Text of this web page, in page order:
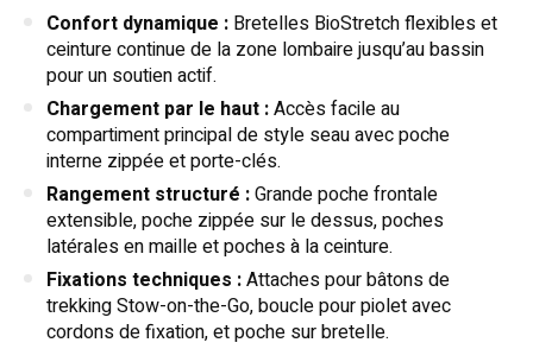
Confort dynamique : Bretelles BioStretch flexibles et
ceinture continue de la zone lombaire jusqu’au bassin
pour un soutien actif.
Chargement par le haut :Accès facile au
compartiment principal de style seau avec poche
interne zippée et porte-clés.
Rangement structuré :Grande poche frontale
extensible, poche zippée sur le dessus, poches
latérales en maille et poches à la ceinture.
Fixations techniques :Attaches pour bâtons de
trekking Stow-on-the-Go, boucle pour piolet avec
cordons de fixation, et poche sur bretelle.